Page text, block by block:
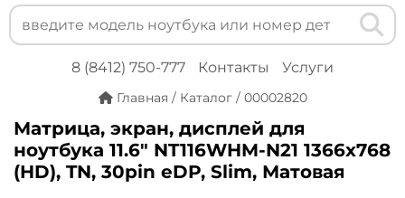
8 (8412) 750-777 Контакты Услуги
Главная / Каталог / 00002820
Матрица, экран, дисплей для
ноутбука 11.6" NT116WHM-N21 1366x768
(HD), TN, 30pin eDP, Slim, Матовая